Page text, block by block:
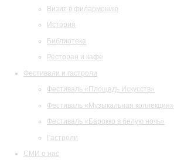
Визит в филармонию
История
Библиотека
Ресторан и кафе
Фестивали и гастроли
Фестиваль «Площадь Искусств»
Фестиваль «Музыкальная коллекция»
Фестиваль «Барокко в белую ночь»
Гастроли
СМИ о нас